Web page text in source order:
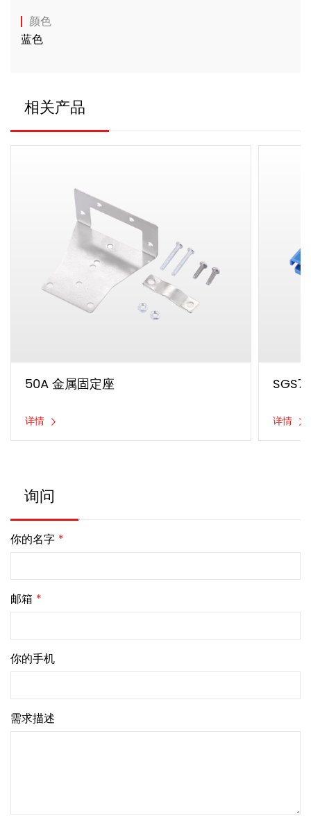
颜色
蓝色
相关产品
50A 金属固定座
详情 详情
询问
你的名字 *
邮箱 *
你的手机
需求描述